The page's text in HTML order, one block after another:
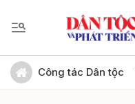
Công tác Dân tộc
Gửi bình luận